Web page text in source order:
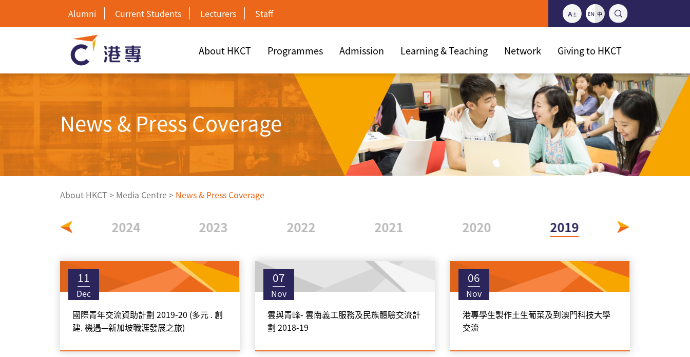
Alumni Current Students Lecturers Staff
About HKCT Programmes Admission Learning & Teaching Network Giving to HKCT
News & Press Coverage
About HKCT > Media Centre > News & Press Coverage
2024 2023 2022 2021 2020 2019
11
Dec
國際青年交流資助計劃 2019-20 (多元 . 創
建. 機遇—新加坡職涯發展之旅)
07
Nov
雲與青峰- 雲南義工服務及民族體驗交流計
劃 2018-19
06
Nov
港專學生製作土生葡菜及到澳門科技大學
交流